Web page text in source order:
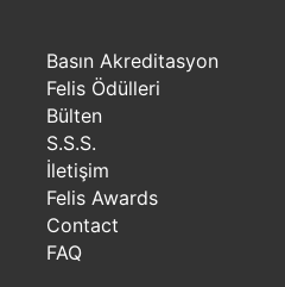
Basın Akreditasyon
Felis Ödülleri
Bülten
S.S.S.
İletişim
Felis Awards
Contact
FAQ